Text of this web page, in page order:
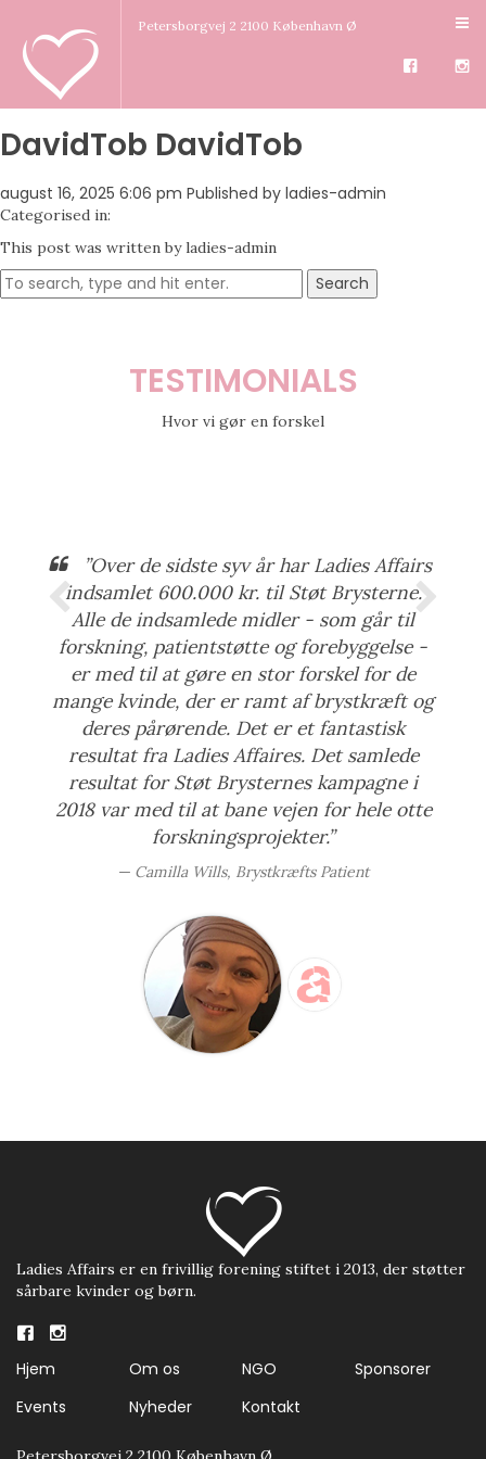
Petersborgvej 2 2100 København Ø
DavidTob DavidTob
august 16, 2025 6:06 pm Published by ladies-admin
Categorised in:
This post was written by ladies-admin
Search
TESTIMONIALS
Hvor vi gør en forskel
”Over de sidste syv år har Ladies Affairs
indsamlet 600.000 kr. til Støt Brysterne.
Alle de indsamlede midler - som går til
forskning, patientstøtte og forebyggelse -
er med til at gøre en stor forskel for de
mange kvinde, der er ramt af brystkræft og
deres pårørende. Det er et fantastisk
resultat fra Ladies Affaires. Det samlede
resultat for Støt Brysternes kampagne i
2018 var med til at bane vejen for hele otte
forskningsprojekter.”
Camilla Wills, Brystkræfts Patient
Ladies Affairs er en frivillig forening stiftet i 2013, der støtter
sårbare kvinder og børn.
Hjem Om os NGO
Sponsorer
Events
Nyheder Kontakt